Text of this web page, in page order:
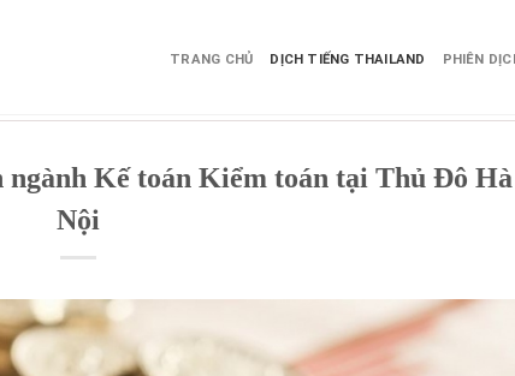
TRANG CHỦ DỊCH TIẾNG THAILAND PHIÊN
Kế toán Kiểm toán tại Thủ Đô Hà
Nội